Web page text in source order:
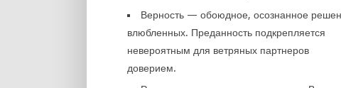
Верность — обоюдное, осознанное
влюбленных. Преданность подкрепляется
невероятным для ветряных партнеров
доверием.